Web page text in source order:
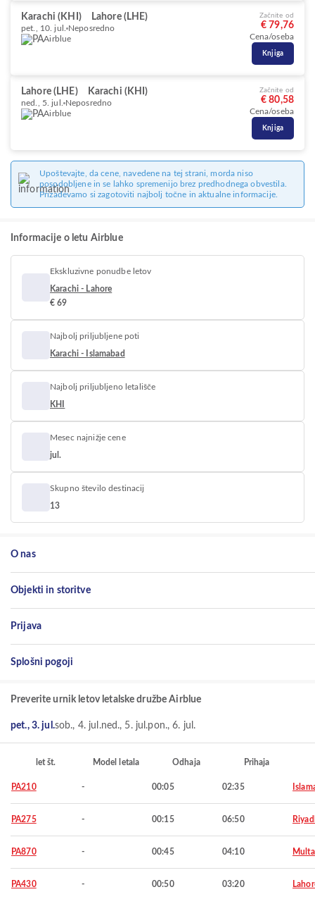
Karachi (KHI) Lahore (LHE)
pet., 10. jul.
Neposredno
Airblue
Začnite od
€ 79,76
Cena/oseba
Knjiga
Lahore (LHE) Karachi (KHI)
ned., 5. jul.
Neposredno
Airblue
Začnite od
€ 80,58
Cena/oseba
Knjiga
Upoštevajte, da cene, navedene na tej strani, morda niso
posodobljene in se lahko spremenijo brez predhodnega obvestila.
Prizadevamo si zagotoviti najbolj točne in aktualne informacije.
Informacije o letu Airblue
Ekskluzivne ponudbe letov
Karachi - Lahore
€ 69
Najbolj priljubljene poti
Karachi - Islamabad
Najbolj priljubljeno letališče
KHI
Mesec najnižje cene
jul.
Skupno število destinacij
13
O nas
Objekti in storitve
Prijava
Splošni pogoji
Preverite urnik letov letalske družbe Airblue
pet., 3. jul.sob., 4. jul.ned., 5. jul.pon., 6. jul.
let št. Model letala Odhaja Prihaja
PA210 - 00:05 02:35
PA275 - 00:15 06:50
PA870 - 00:45 04:10
PA430 - 00:50 03:20